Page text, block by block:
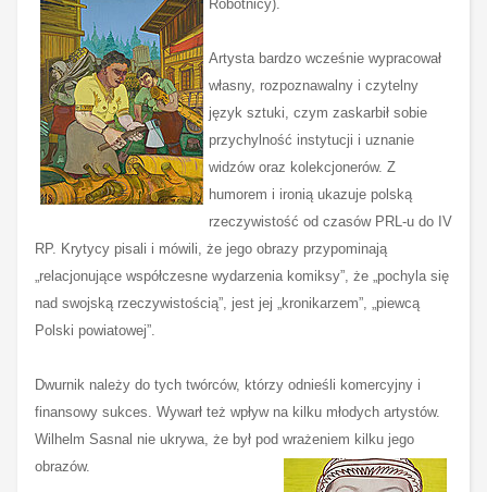
Robotnicy).
Artysta bardzo wcześnie wypracował
własny, rozpoznawalny i czytelny
język sztuki, czym zaskarbił sobie
przychylność instytucji i uznanie
widzów oraz kolekcjonerów. Z
humorem i ironią ukazuje polską
rzeczywistość od czasów PRL-u do IV
RP. Krytycy pisali i mówili, że jego obrazy przypominają
„relacjonujące współczesne wydarzenia komiksy”, że „pochyla się
nad swojską rzeczywistością”, jest jej „kronikarzem”, „piewcą
Polski powiatowej”.
Dwurnik należy do tych twórców, którzy odnieśli komercyjny i
finansowy sukces. Wywarł też wpływ na kilku młodych artystów.
Wilhelm Sasnal nie ukrywa, że był pod wrażeniem kilku jego
obrazów.